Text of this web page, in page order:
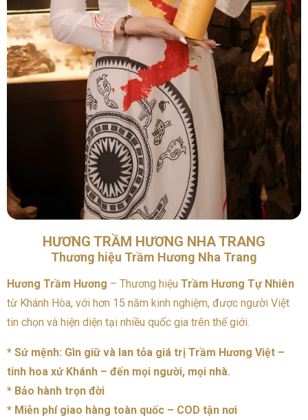
HƯƠNG TRẦM HƯƠNG NHA TRANG
Thương hiệu Trầm Hương Nha Trang
Hương Trầm Hương – Thương hiệu Trầm Hương Tự Nhiên
từ Khánh Hòa, với hơn 15 năm kinh nghiệm, được người Việt
tin chọn và hiện diện tại nhiều quốc gia trên thế giới.
* Sứ mệnh: Gìn giữ và lan tỏa giá trị Trầm Hương Việt –
tinh hoa xứ Khánh – đến mọi người, mọi nhà.
* Bảo hành trọn đời
* Miễn phí giao hàng toàn quốc – COD tận nơi